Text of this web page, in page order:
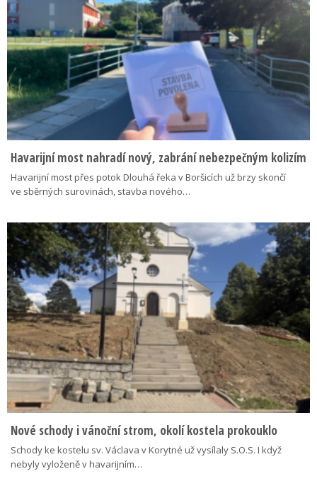
Havarijní most nahradí nový, zabrání nebezpečným kolizím
Havarijní most přes potok Dlouhá řeka v Boršicích už brzy skončí
ve sběrných surovinách, stavba nového…
Nové schody i vánoční strom, okolí kostela prokouklo
Schody ke kostelu sv. Václava v Korytné už vysílaly S.O.S. I když
nebyly vyloženě v havarijním…